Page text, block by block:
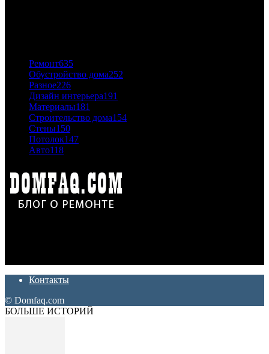
Ремонт635
Обустройство дома252
Разное226
Дизайн интерьера191
Материалы181
Строительство дома154
Стены150
Потолок147
Авто118
Контакты
© Domfaq.com
БОЛЬШЕ ИСТОРИЙ